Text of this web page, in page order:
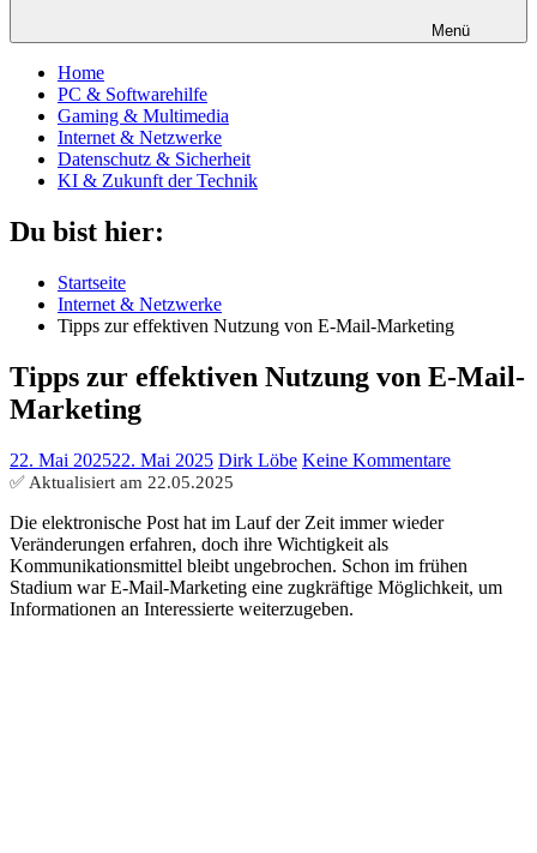
Menü
Home
PC & Softwarehilfe
Gaming & Multimedia
Internet & Netzwerke
Datenschutz & Sicherheit
KI & Zukunft der Technik
Du bist hier:
Startseite
Internet & Netzwerke
Tipps zur effektiven Nutzung von E-Mail-Marketing
Tipps zur effektiven Nutzung von E-Mail-
Marketing
22. Mai 202522. Mai 2025 Dirk Löbe Keine Kommentare
✅ Aktualisiert am 22.05.2025
Die elektronische Post hat im Lauf der Zeit immer wieder
Veränderungen erfahren, doch ihre Wichtigkeit als
Kommunikationsmittel bleibt ungebrochen. Schon im frühen
Stadium war E-Mail-Marketing eine zugkräftige Möglichkeit, um
Informationen an Interessierte weiterzugeben.